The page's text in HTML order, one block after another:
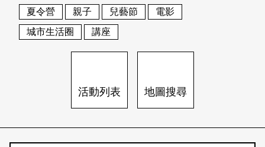
地圖搜尋
關於我們
刊物索取地點
會員基本資料
刊登活動
網站導覽 English
日本語 登入/註冊
夏令營
親子 兒藝節
電影
城市生活圈
講座
活動列表 地圖搜尋